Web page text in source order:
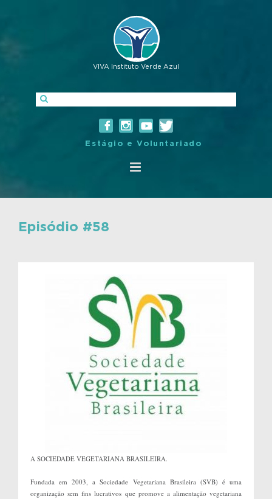
VIVA Instituto Verde Azul
Estágio e Voluntariado
Episódio #58
A SOCIEDADE VEGETARIANA BRASILEIRA.
Fundada em 2003, a Sociedade Vegetariana Brasileira (SVB) é uma
organização sem fins lucrativos que promove a alimentação vegetariana